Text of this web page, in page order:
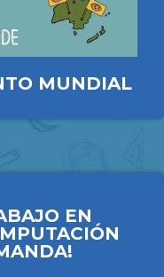
EN
MUNDIAL